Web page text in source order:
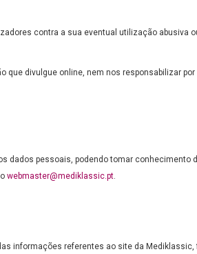
contra a sua eventual utilização abusiva
que divulgue online, nem nos responsabilizar por
dados pessoais, podendo tomar conhecimento
webmaster@mediklassic.pt.
informações referentes ao site da Mediklassic,